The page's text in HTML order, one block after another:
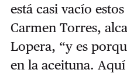
está casi vacío
Carmen Torres,
Lopera, “y es
en la aceituna.